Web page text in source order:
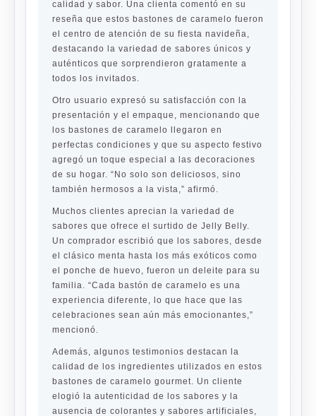
calidad y sabor. Una clienta comentó en su
reseña que estos bastones de caramelo fueron
el centro de atención de su fiesta navideña,
destacando la variedad de sabores únicos y
auténticos que sorprendieron gratamente a
todos los invitados.
Otro usuario expresó su satisfacción con la
presentación y el empaque, mencionando que
los bastones de caramelo llegaron en
perfectas condiciones y que su aspecto festivo
agregó un toque especial a las decoraciones
de su hogar. “No solo son deliciosos, sino
también hermosos a la vista,” afirmó.
Muchos clientes aprecian la variedad de
sabores que ofrece el surtido de Jelly Belly.
Un comprador escribió que los sabores, desde
el clásico menta hasta los más exóticos como
el ponche de huevo, fueron un deleite para su
familia. “Cada bastón de caramelo es una
experiencia diferente, lo que hace que las
celebraciones sean aún más emocionantes,”
mencionó.
Además, algunos testimonios destacan la
calidad de los ingredientes utilizados en estos
bastones de caramelo gourmet. Un cliente
elogió la autenticidad de los sabores y la
ausencia de colorantes y sabores artificiales,